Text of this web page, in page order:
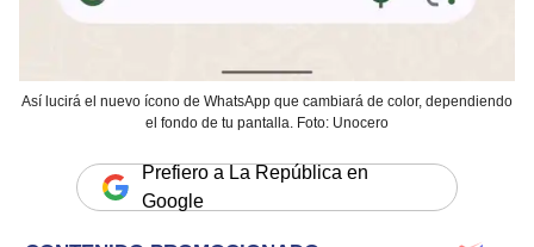
Así lucirá el nuevo ícono de WhatsApp que cambiará de color, dependiendo
el fondo de tu pantalla. Foto: Unocero
Prefiero a La República en
Google